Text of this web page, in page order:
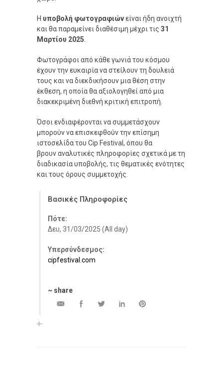
Η υποβολή φωτογραφιώνείναι ήδη ανοιχτή
και θα παραμείνει διαθέσιμη μέχρι τις 31
Μαρτίου 2025
Φωτογράφοι από κάθε γωνιά του κόσμου
έχουν την ευκαιρία να στείλουν τη δουλειά
τους και να διεκδικήσουν μια θέση στην
έκθεση, η οποία θα αξιολογηθεί από μια
διακεκριμένη διεθνή κριτική επιτροπή.
Όσοι ενδιαφέρονται να συμμετάσχουν
μπορούν να επισκεφθούν την επίσημη
ιστοσελίδα του Cip Festival, όπου θα
βρουν αναλυτικές πληροφορίες σχετικά με τη
διαδικασία υποβολής, τις θεματικές ενότητες
και τους όρους συμμετοχής.
Βασικές Πληροφορίες
Πότε:
Δευ, 31/03/2025 (All day)
Υπερσύνδεσμος:
cipfestival.com
~ share